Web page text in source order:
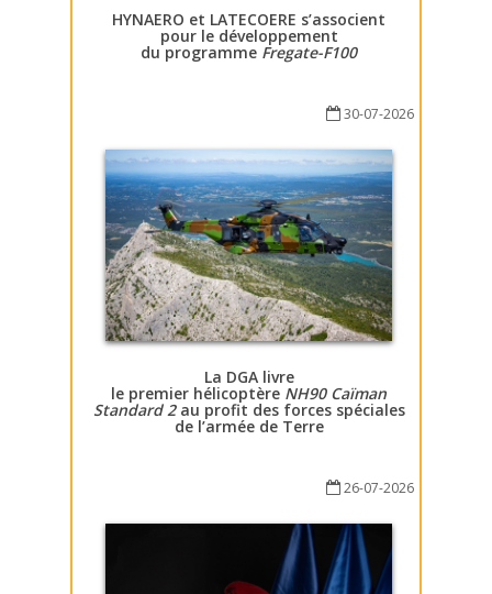
HYNAERO et LATECOERE s’associent
pour le développement
du programme Fregate-F100
30-07-2026
La DGA livre
le premier hélicoptère NH90 Caïman
Standard 2au profit des forces spéciales
de l’armée de Terre
26-07-2026